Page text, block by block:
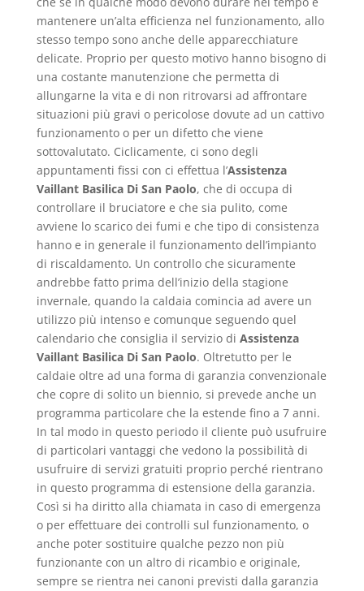
mantenere un’alta efficienza nel funzionamento, allo
stesso tempo sono anche delle apparecchiature
delicate. Proprio per questo motivo hanno bisogno di
una costante manutenzione che permetta di
allungarne la vita e di non ritrovarsi ad affrontare
situazioni più gravi o pericolose dovute ad un cattivo
funzionamento o per un difetto che viene
sottovalutato. Ciclicamente, ci sono degli
appuntamenti fissi con ci effettua l’Assistenza
Vaillant Basilica Di San Paolo, che di occupa di
controllare il bruciatore e che sia pulito, come
avviene lo scarico dei fumi e che tipo di consistenza
hanno e in generale il funzionamento dell’impianto
di riscaldamento. Un controllo che sicuramente
andrebbe fatto prima dell’inizio della stagione
invernale, quando la caldaia comincia ad avere un
utilizzo più intenso e comunque seguendo quel
calendario che consiglia il servizio di Assistenza
Vaillant Basilica Di San Paolo. Oltretutto per le
caldaie oltre ad una forma di garanzia convenzionale
che copre di solito un biennio, si prevede anche un
programma particolare che la estende fino a 7 anni.
In tal modo in questo periodo il cliente può usufruire
di particolari vantaggi che vedono la possibilità di
usufruire di servizi gratuiti proprio perché rientrano
in questo programma di estensione della garanzia.
Così si ha diritto alla chiamata in caso di emergenza
o per effettuare dei controlli sul funzionamento, o
anche poter sostituire qualche pezzo non più
funzionante con un altro di ricambio e originale,
sempre se rientra nei canoni previsti dalla garanzia